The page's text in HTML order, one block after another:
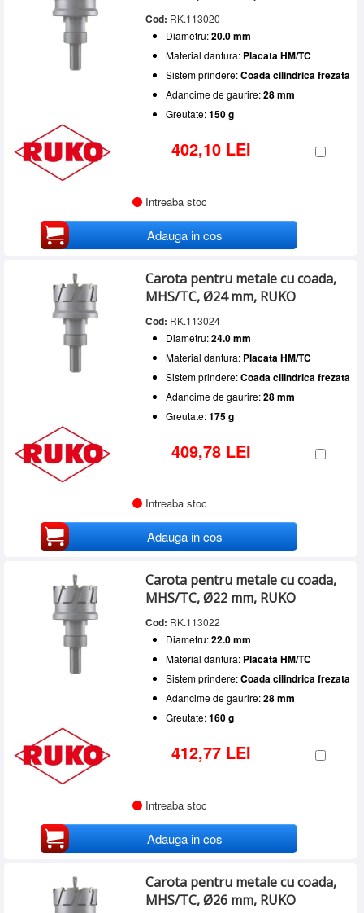
Cod: RK.113020
Diametru:20.0 mm
Material dantura: Placata HM/TC
Sistem prindere:Coada cilindrica frezata
Adancime de gaurire:28 mm
Greutate:150 g
402,10 LEI
Intreaba stoc
Adauga in cos
Carota pentru metale cu coada,
MHS/TC, Ø24 mm, RUKO
Cod: RK.113024
Diametru:24.0 mm
Material dantura: Placata HM/TC
Sistem prindere:Coada cilindrica frezata
Adancime de gaurire:28 mm
Greutate:175 g
409,78 LEI
Intreaba stoc
Adauga in cos
Carota pentru metale cu coada,
MHS/TC, Ø22 mm, RUKO
Cod: RK.113022
Diametru:22.0 mm
Material dantura: Placata HM/TC
Sistem prindere:Coada cilindrica frezata
Adancime de gaurire:28 mm
Greutate:160 g
412,77 LEI
Intreaba stoc
Adauga in cos
Carota pentru metale cu coada,
MHS/TC, Ø26 mm, RUKO